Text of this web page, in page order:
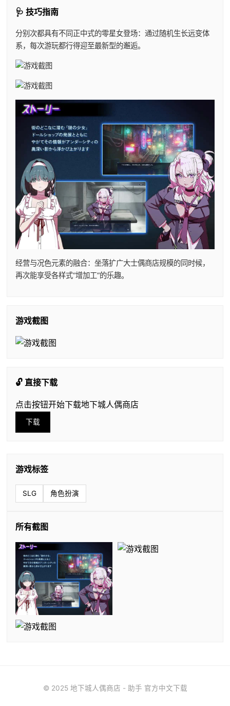
🩺 技巧指南
分别次都具有不同正中式的零星女登场：通过随机生长远变体
系，每次游玩都行得迎至最新型的邂逅。
经营与况色元素的融合：坐落扩广大士偶商店规模的同时候，
再次能享受各样式“增加工”的乐趣。
游戏截图
🔓 直接下载
点击按钮开始下载地下城人偶商店
下载
游戏标签
SLG 角色扮演
所有截图
© 2025 地下城人偶商店 - 助手 官方中文下载